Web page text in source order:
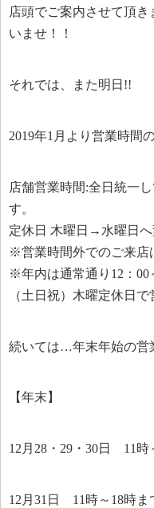
店頭でご案内させて頂
いませ！！
それでは、また明日!!
2019年1月より営業時間
店舗営業時間:全日統一
す。
定休日 木曜日→水曜日へ
※営業時間外でのご来店
※年内は通常通り12：00
（土日祝）木曜定休日
続いては…年末年始の営
【年末】
12月28・29・30日 11時
12月31日 11時～18時ま